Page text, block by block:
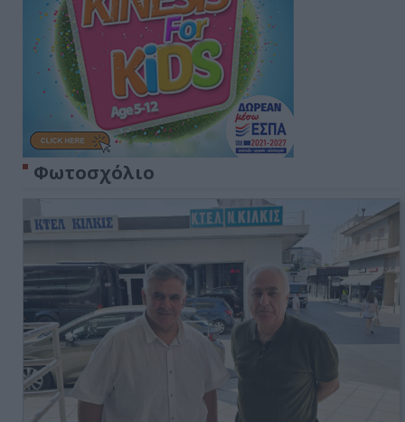
Φωτοσχόλιο